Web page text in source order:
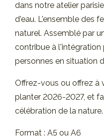
dans notre atelier
d'eau. L'ensemble des
naturel. Assemblé par
contribue à l'intégration
personnes en situation
Offrez-vous ou offrez à
planter 2026-2027, et
célébration de la nature.
Format : A5 ou A6